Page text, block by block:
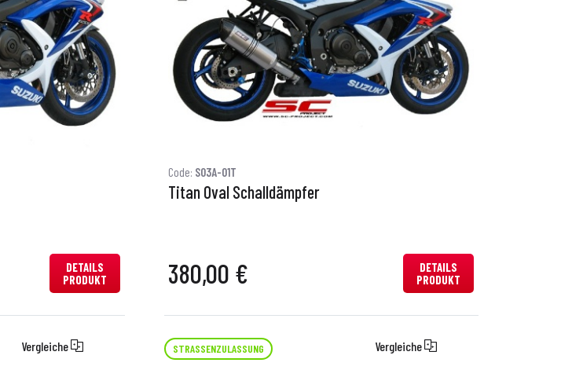
DETAILS
PRODUKT
Code: S03A-01T
Titan Oval Schalldämpfer
380,00 €
DETAILS
PRODUKT
Vergleiche STRASSENZULASSUNG Vergleiche